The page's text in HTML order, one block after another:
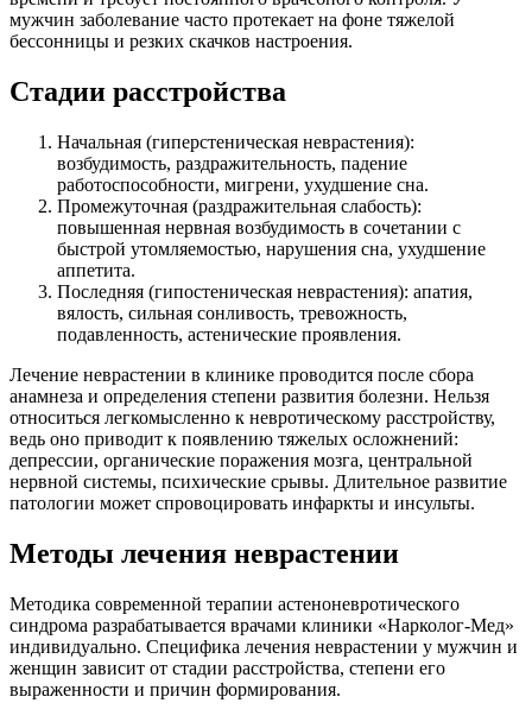
мужчин заболевание часто протекает на фоне тяжелой
бессонницы и резких скачков настроения.
Стадии расстройства
Начальная (гиперстеническая неврастения):
возбудимость, раздражительность, падение
работоспособности, мигрени, ухудшение сна.
Промежуточная (раздражительная слабость):
повышенная нервная возбудимость в сочетании с
быстрой утомляемостью, нарушения сна, ухудшение
аппетита.
Последняя (гипостеническая неврастения): апатия,
вялость, сильная сонливость, тревожность,
подавленность, астенические проявления.
Лечение неврастении в клинике проводится после сбора
анамнеза и определения степени развития болезни. Нельзя
относиться легкомысленно к невротическому расстройству,
ведь оно приводит к появлению тяжелых осложнений:
депрессии, органические поражения мозга, центральной
нервной системы, психические срывы. Длительное развитие
патологии может спровоцировать инфаркты и инсульты.
Методы лечения неврастении
Методика современной терапии астеноневротического
синдрома разрабатывается врачами клиники «Нарколог-Мед»
индивидуально. Специфика лечения неврастении у мужчин и
женщин зависит от стадии расстройства, степени его
выраженности и причин формирования.